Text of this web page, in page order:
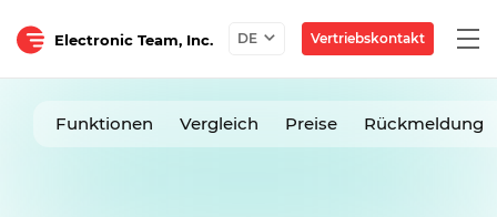
Electronic Team, Inc. DE Vertriebskontakt
Funktionen Vergleich Preise Rückmeldung